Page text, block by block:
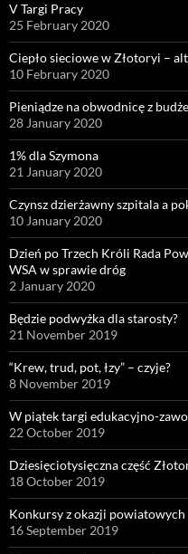
V Targi Pracy
25 February 2020
Ciepło sieciowe w Złotoryi –
10 February 2020
Pieniądze na obwodnicę z
28 January 2020
1% dla Szymona
21 January 2020
Czynsz dzierżawny szpitala a
10 January 2020
Dzień po Trzech Króli Rada
WSA w sprawie dróg
2 January 2020
Będzie podwyżka dla starosty?
21 November 2019
“Krew, trud, pot, łzy” – czyje?
8 November 2019
W piątek targi edukacyjno-
22 October 2019
Dziesięciotysięczna część
18 October 2019
Konkursy z okazji
16 September 2019